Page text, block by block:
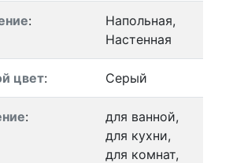
:
Напольная,
Настенная
цвет: Серый
:
для ванной,
для кухни,
для комнат,